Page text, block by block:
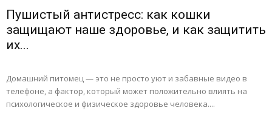
Пушистый антистресс: как кошки
защищают наше здоровье, и как защитить
их...
Домашний питомец — это не просто уют и забавные видео в
телефоне, а фактор, который может положительно влиять на
психологическое и физическое здоровье человека....